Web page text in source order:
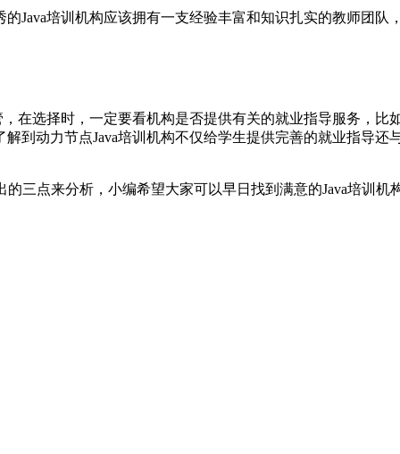
Java培训机构应该拥有一支经验丰富和知识扎实的教师团
在选择时，一定要看机构是否提供有关的就业指导服务，
到动力节点Java培训机构不仅给学生提供完善的就业指导
三点来分析，小编希望大家可以早日找到满意的Java培训机